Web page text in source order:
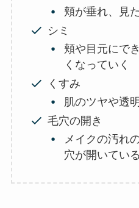
頬が垂れ、見
シミ
頬や目元にで
くなっていく
くすみ
肌のツヤや透
毛穴の開き
メイクの汚れ
穴が開いている